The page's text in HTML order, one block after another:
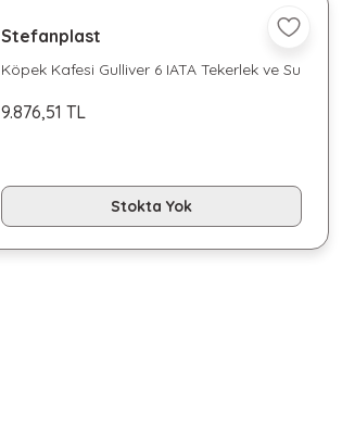
Stefanplast
Köpek Kafesi Gulliver 6 IATA Tekerlek ve Su
9.876,51 TL
Stokta Yok